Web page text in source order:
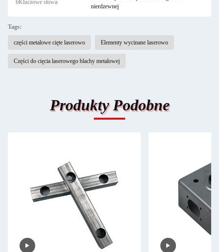
6Kluczowe słowa:
nierdzewnej
Tags:
części metalowe cięte laserowo Elementy wycinane laserowo
Części do cięcia laserowego blachy metalowej
Produkty Podobne